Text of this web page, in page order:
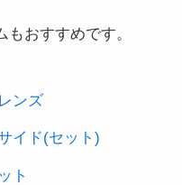
おすすめです。
ンズ
イド(セット)
ト